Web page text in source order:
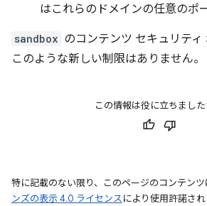
はこれらのドメインの任意のポ
sandbox のコンテンツ セキュリティ
このような新しい制限はありません。
この情報は役に立ちました
特に記載のない限り、このページのコンテンツ
ンズの表示 4.0 ライセンスにより使用許諾さ